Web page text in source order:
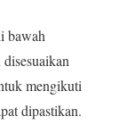
bawah
mengikuti
dipastikan.